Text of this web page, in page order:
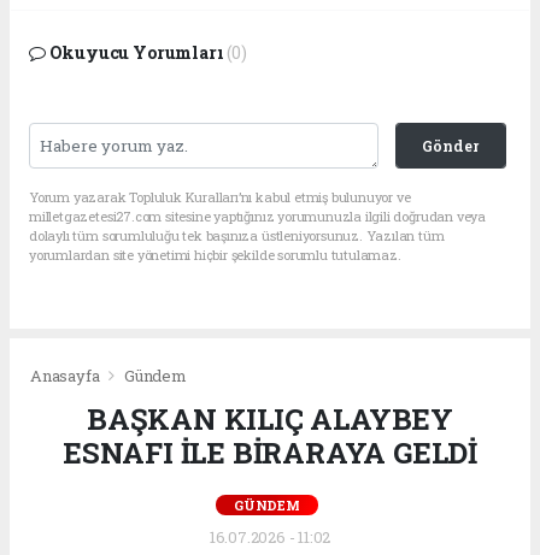
Okuyucu Yorumları (0)
Gönder
Yorum yazarak Topluluk Kuralları’nı kabul etmiş bulunuyor ve
milletgazetesi27.com sitesine yaptığınız yorumunuzla ilgili doğrudan veya
dolaylı tüm sorumluluğu tek başınıza üstleniyorsunuz. Yazılan tüm
yorumlardan site yönetimi hiçbir şekilde sorumlu tutulamaz.
Anasayfa Gündem
BAŞKAN KILIÇ ALAYBEY
ESNAFI İLE BİRARAYA GELDİ
GÜNDEM
16.07.2026 - 11:02